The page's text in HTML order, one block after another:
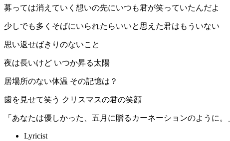
募っては消えていく想いの先にいつも君が笑っていたんだよ
少しでも多くそばにいられたらいいと思えた君はもういない
思い返せばきりのないこと
夜は長いけど いつか昇る太陽
居場所のない体温 その記憶は？
歯を見せて笑う クリスマスの君の笑顔
「あなたは優しかった、五月に贈るカーネーションのように。
Lyricist